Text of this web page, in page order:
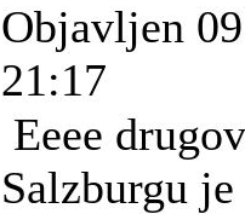
Objavljen
21:17
Eeee
Salzburgu